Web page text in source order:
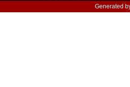
Generated